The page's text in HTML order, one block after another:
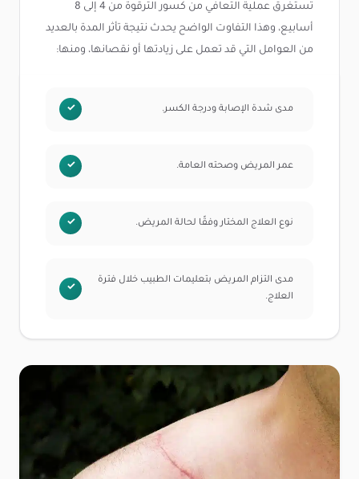
تستغرق عملية التعافي من كسور الترقوة من 4 إلى 8
أسابيع، وهذا التفاوت الواضح يحدث نتيجة تأثر المدة بالعديد
من العوامل التي قد تعمل على زيادتها أو نقصانها، ومنها:
مدى شدة الإصابة ودرجة الكسر.
عمر المريض وصحته العامة.
نوع العلاج المختار وفقًا لحالة المريض.
مدى التزام المريض بتعليمات الطبيب خلال فترة
العلاج.